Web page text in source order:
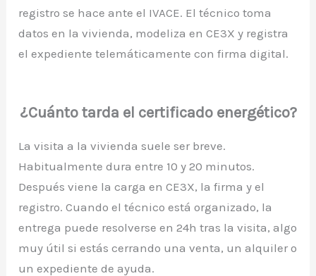
registro se hace ante el IVACE. El técnico toma
datos en la vivienda, modeliza en CE3X y registra
el expediente telemáticamente con firma digital.
¿Cuánto tarda el certificado energético?
La visita a la vivienda suele ser breve.
Habitualmente dura entre 10 y 20 minutos.
Después viene la carga en CE3X, la firma y el
registro. Cuando el técnico está organizado, la
entrega puede resolverse en 24h tras la visita, algo
muy útil si estás cerrando una venta, un alquiler o
un expediente de ayuda.